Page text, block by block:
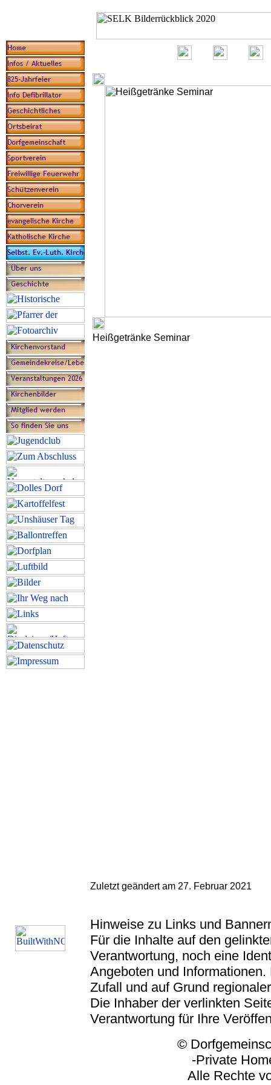
Heißgetränke Seminar
Zuletzt geändert am 27. Februar 2021
Hinweise zu Links und
Für die Inhalte auf den
Verantwortung, noch eine
Angeboten und
Zufall und auf Grund
Die Inhaber der verlinkten
Verantwortung für Ihre
© Dorfgemeinschaft
-Private
Alle Rechte